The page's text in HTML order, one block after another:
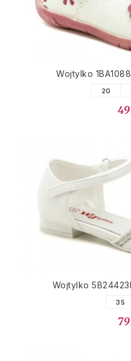
Wojtylko
20
Wojtylko
35